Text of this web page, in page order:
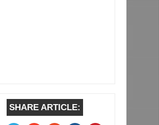
SHARE ARTICLE: